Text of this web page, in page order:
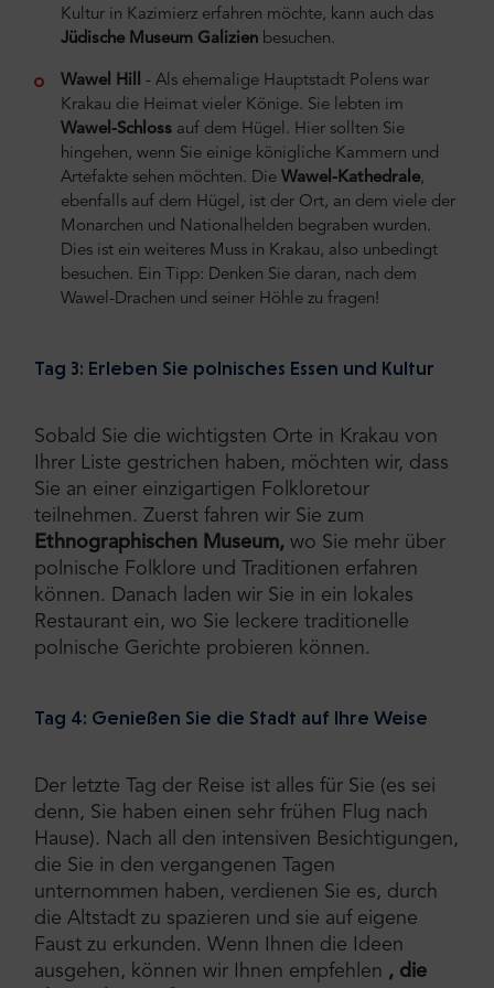
Kultur in Kazimierz erfahren möchte, kann auch das
Jüdische Museum Galizien besuchen.
Wawel Hill - Als ehemalige Hauptstadt Polens war
Krakau die Heimat vieler Könige. Sie lebten im
Wawel-Schloss auf dem Hügel. Hier sollten Sie
hingehen, wenn Sie einige königliche Kammern und
Artefakte sehen möchten. Die Wawel-Kathedrale,
ebenfalls auf dem Hügel, ist der Ort, an dem viele der
Monarchen und Nationalhelden begraben wurden.
Dies ist ein weiteres Muss in Krakau, also unbedingt
besuchen. Ein Tipp: Denken Sie daran, nach dem
Wawel-Drachen und seiner Höhle zu fragen!
Tag 3: Erleben Sie polnisches Essen und Kultur
Sobald Sie die wichtigsten Orte in Krakau von
Ihrer Liste gestrichen haben, möchten wir, dass
Sie an einer einzigartigen Folkloretour
teilnehmen. Zuerst fahren wir Sie zum
Ethnographischen Museum, wo Sie mehr über
polnische Folklore und Traditionen erfahren
können. Danach laden wir Sie in ein lokales
Restaurant ein, wo Sie leckere traditionelle
polnische Gerichte probieren können.
Tag 4: Genießen Sie die Stadt auf Ihre Weise
Der letzte Tag der Reise ist alles für Sie (es sei
denn, Sie haben einen sehr frühen Flug nach
Hause). Nach all den intensiven Besichtigungen,
die Sie in den vergangenen Tagen
unternommen haben, verdienen Sie es, durch
die Altstadt zu spazieren und sie auf eigene
Faust zu erkunden. Wenn Ihnen die Ideen
ausgehen, können wir Ihnen empfehlen , die